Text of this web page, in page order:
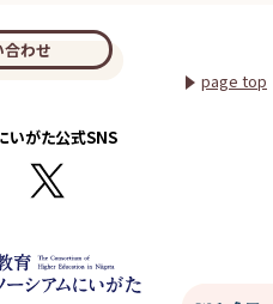
合わせ
page top
いがた公式SNS